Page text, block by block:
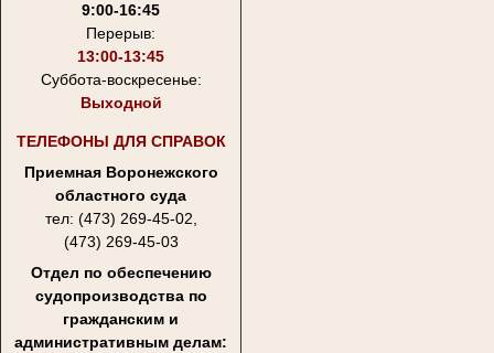
9:00-16:45
Перерыв:
13:00-13:45
Суббота-воскресенье:
Выходной
ТЕЛЕФОНЫ ДЛЯ СПРАВОК
Приемная Воронежского
областного суда
тел: (473) 269-45-02,
(473) 269-45-03
Отдел по обеспечению
судопроизводства по
гражданским и
административным делам: